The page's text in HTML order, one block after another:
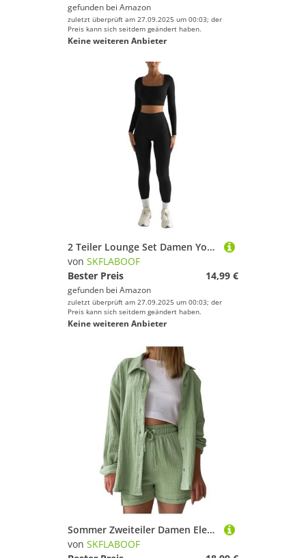
gefunden bei Amazon
zuletzt überprüft am 27.09.2025 um 00:03; der
Preis kann sich seitdem geändert haben.
Keine weiteren Anbieter
2 Teiler Lounge Set Damen Yoga Oberteil Jogginganzug Loungewear Gym Set Aesthetic Pilates Outfit Sport Set Klamotten Elegant Homewear Schwarz M
von SKFLABOOF
Bester Preis
14,99 €
gefunden bei Amazon
zuletzt überprüft am 27.09.2025 um 00:03; der
Preis kann sich seitdem geändert haben.
Keine weiteren Anbieter
Sommer Zweiteiler Damen Elegant Musselin Bluse und Shorts Aesthetic Lounge Set Sportanzug Oversize Freizeitanzug Langarm Hausanzug Y2K Clothes Longshirt Amy Green M
von SKFLABOOF